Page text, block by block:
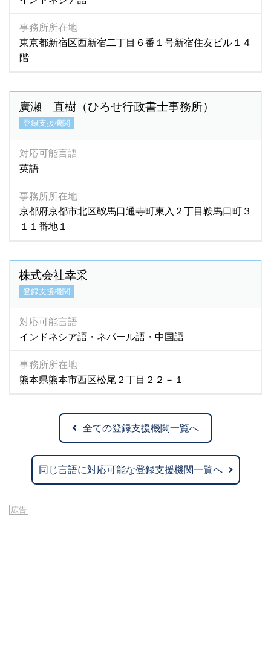
事務所所在地
東京都新宿区西新宿二丁目６番１号新宿住友ビル１４
階
廣瀬 直樹（ひろせ行政書士事務所）
登録支援機関
対応可能言語
英語
事務所所在地
京都府京都市北区鞍馬口通寺町東入２丁目鞍馬口町３
１１番地１
株式会社幸采
登録支援機関
対応可能言語
インドネシア語・ネパール語・中国語
事務所所在地
熊本県熊本市西区松尾２丁目２２－１
全ての登録支援機関一覧へ
同じ言語に対応可能な登録支援機関一覧へ
広告